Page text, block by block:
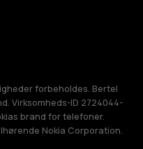
forbeholdes. Bertel
Virksomheds-ID 2724044-
brand for telefoner.
Nokia Corporation.